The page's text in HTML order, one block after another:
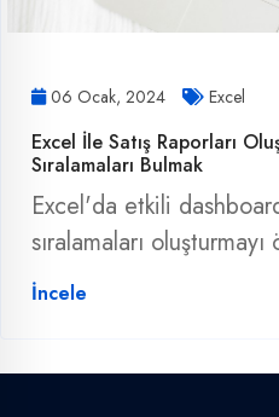
06 Ocak, 2024 Excel
Excel İle Satış Raporları
Sıralamaları Bulmak
Excel'da etkili
sıralamaları
İncele